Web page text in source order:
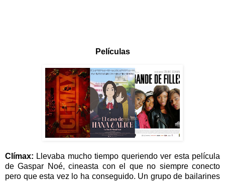
Películas
Clímax: Llevaba mucho tiempo queriendo ver esta película
de Gaspar Noé, cineasta con el que no siempre conecto
pero que esta vez lo ha conseguido. Un grupo de bailarines